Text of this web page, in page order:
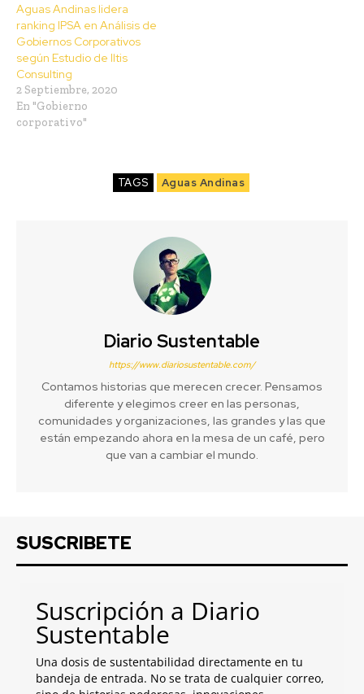
Aguas Andinas lidera
ranking IPSA en Análisis de
Gobiernos Corporativos
según Estudio de Iltis
Consulting
2 Septiembre, 2020
En "Gobierno
corporativo"
TAGS Aguas Andinas
Diario Sustentable
https://www.diariosustentable.com/
Contamos historias que merecen crecer. Pensamos
diferente y elegimos creer en las personas,
comunidades y organizaciones, las grandes y las que
están empezando ahora en la mesa de un café, pero
que van a cambiar el mundo.
SUSCRIBETE
Suscripción a Diario
Sustentable
Una dosis de sustentabilidad directamente en tu
bandeja de entrada. No se trata de cualquier correo,